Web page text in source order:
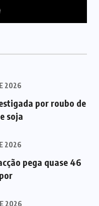
2026
por roubo de
soja
2026
pega quase 46
2026